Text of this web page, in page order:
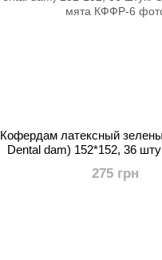
Кофердам латексный
Dental dam) 152*152, 36
275 грн